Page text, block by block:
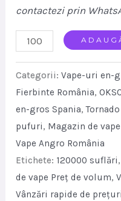
contactezi prin
OKSO
Puffs
6-
in-
1
Flavors
Vape
Categorii:Vape-uri en-
Fierbinte România,
en-gros Spania,
pufuri, Magazin de
Vape Angro România
Etichete: 120000 suflări,
de vape Preț de volum,
Vânzări rapide de prețuri